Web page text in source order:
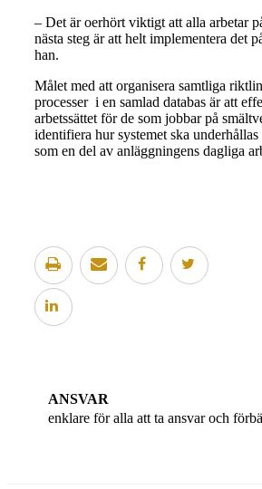
– Det är oerhört viktigt att alla arbetar
nästa steg är att helt implementera det
han.
Målet med att organisera samtliga
processer i en samlad databas är att
arbetssättet för de som jobbar på
identifiera hur systemet ska
som en del av anläggningens dagliga
ANSVAR
enklare för alla att ta ansvar och